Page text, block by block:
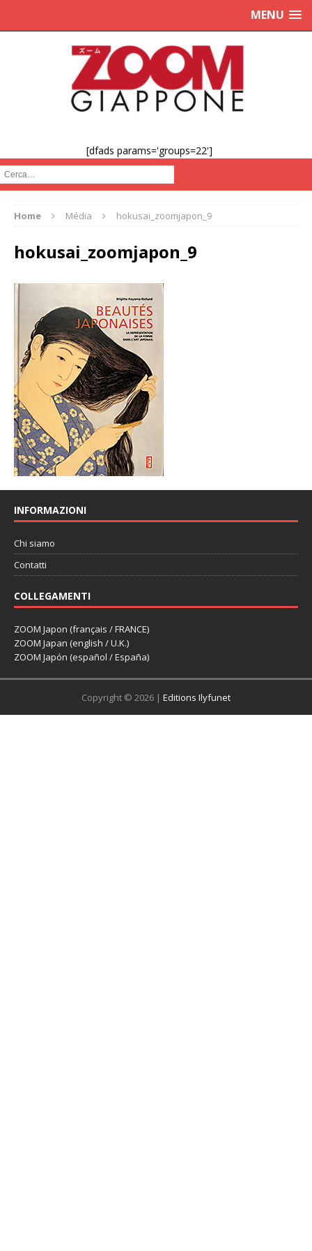
MENU
[dfads params='groups=22']
Cerca :
Home Média hokusai_zoomjapon_9
hokusai_zoomjapon_9
INFORMAZIONI
Chi siamo
Contatti
COLLEGAMENTI
ZOOM Japon (français / FRANCE)
ZOOM Japan (english / U.K.)
ZOOM Japón (español / España)
Copyright © 2026 | Editions Ilyfunet